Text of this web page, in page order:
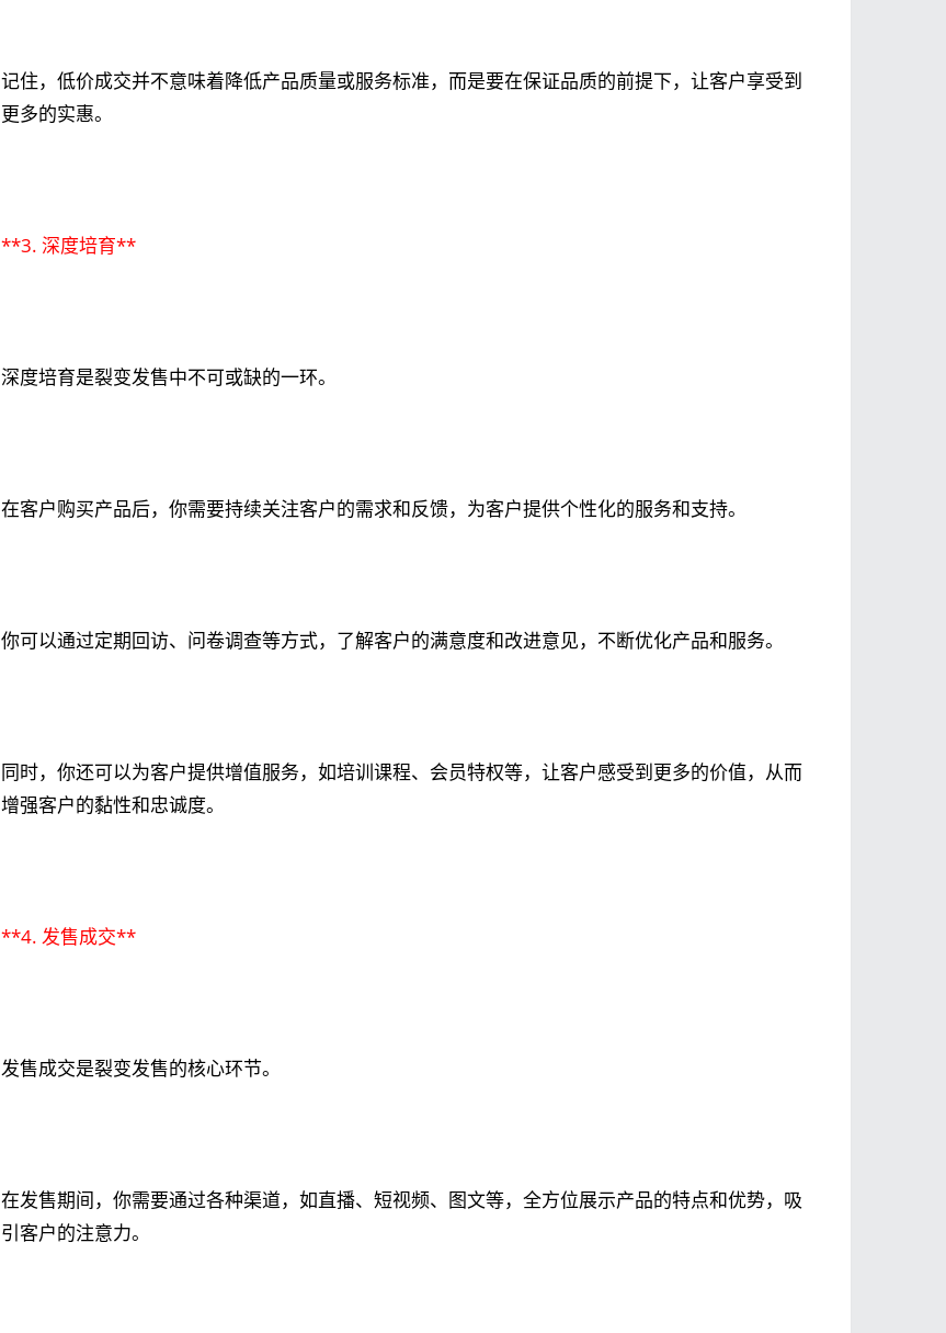
记住，低价成交并不意味着降低产品质量或服务标准，而是要在保证品质的前提下，让客户享受到
更多的实惠。
**3. 深度培育**
深度培育是裂变发售中不可或缺的一环。
在客户购买产品后，你需要持续关注客户的需求和反馈，为客户提供个性化的服务和支持。
你可以通过定期回访、问卷调查等方式，了解客户的满意度和改进意见，不断优化产品和服务。
同时，你还可以为客户提供增值服务，如培训课程、会员特权等，让客户感受到更多的价值，从而
增强客户的黏性和忠诚度。
**4. 发售成交**
发售成交是裂变发售的核心环节。
在发售期间，你需要通过各种渠道，如直播、短视频、图文等，全方位展示产品的特点和优势，吸
引客户的注意力。